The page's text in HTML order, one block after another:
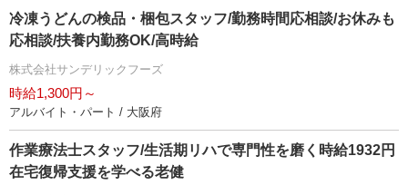
冷凍うどんの検品・梱包スタッフ/勤務時間応相談/お休みも
応相談/扶養内勤務OK/高時給
株式会社サンデリックフーズ
時給1,300円～
アルバイト・パート / 大阪府
作業療法士スタッフ/生活期リハで専門性を磨く時給1932円
在宅復帰支援を学べる老健